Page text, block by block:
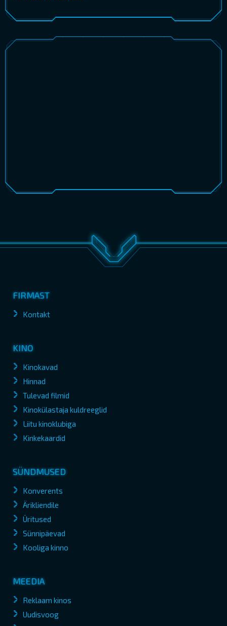
FIRMAST
Kontakt
KINO
Kinokavad
Hinnad
Tulevad filmid
Kinokülastaja kuldreeglid
Liitu kinoklubiga
Kinkekaardid
SÜNDMUSED
Konverents
Ärikliendile
Üritused
Sünnipäevad
Kooliga kinno
MEEDIA
Reklaam kinos
Uudisvoog